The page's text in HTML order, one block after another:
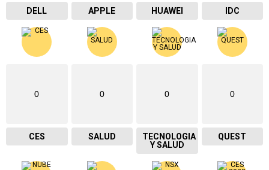
DELL APPLE HUAWEI IDC
0
CES
0
SALUD
0
TECNOLOGIA
Y SALUD
0
QUEST